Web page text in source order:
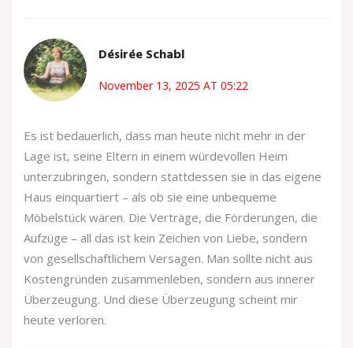
Désirée Schabl
November 13, 2025 AT 05:22
Es ist bedauerlich, dass man heute nicht mehr in der
Lage ist, seine Eltern in einem würdevollen Heim
unterzubringen, sondern stattdessen sie in das eigene
Haus einquartiert – als ob sie eine unbequeme
Möbelstück wären. Die Verträge, die Förderungen, die
Aufzüge – all das ist kein Zeichen von Liebe, sondern
von gesellschaftlichem Versagen. Man sollte nicht aus
Kostengründen zusammenleben, sondern aus innerer
Überzeugung. Und diese Überzeugung scheint mir
heute verloren.